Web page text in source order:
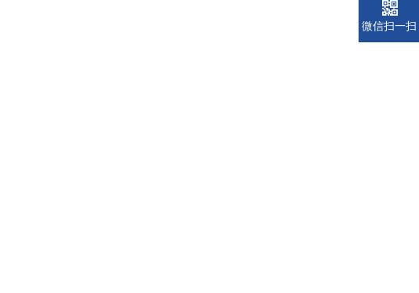
微信扫一扫